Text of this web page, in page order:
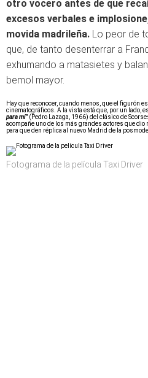
otro vocero antes de que
excesos verbales e
movida madrileña. Lo peor de
que, de tanto desenterrar a
exhumando a matasietes y
bemol mayor.
Hay que reconocer, cuando menos, que el figurón
cinematográficos. A la vista está que, por un lado,
para mí" (Pedro Lazaga, 1966) del clásico de
acompañe uno de los más grandes actores que dio
para que den réplica al nuevo Madrid de la
Fotograma de la película Taxi Driver